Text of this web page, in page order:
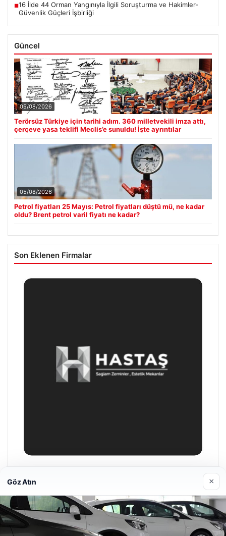
■16 İlde 44 Orman Yangınıyla İlgili Soruşturma ve Hakimler-
Güvenlik Güçleri İşbirliği
Güncel
05/08/2026
Terörsüz Türkiye için tarihi adım. 360 milletvekili imza attı,
çerçeve yasa teklifi Meclis’e sunuldu! İşte ayrıntılar
05/08/2026
Petrol fiyatları 25 Mayıs: Petrol fiyatları düştü mü, ne kadar
oldu? Brent petrol varil fiyatı ne kadar?
Son Eklenen Firmalar
Hastaş Beton
Göz Atın ×